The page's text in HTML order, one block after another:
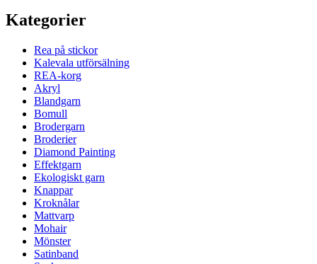
Kategorier
Rea på stickor
Kalevala utförsälning
REA-korg
Akryl
Blandgarn
Bomull
Brodergarn
Broderier
Diamond Painting
Effektgarn
Ekologiskt garn
Knappar
Kroknålar
Mattvarp
Mohair
Mönster
Satinband